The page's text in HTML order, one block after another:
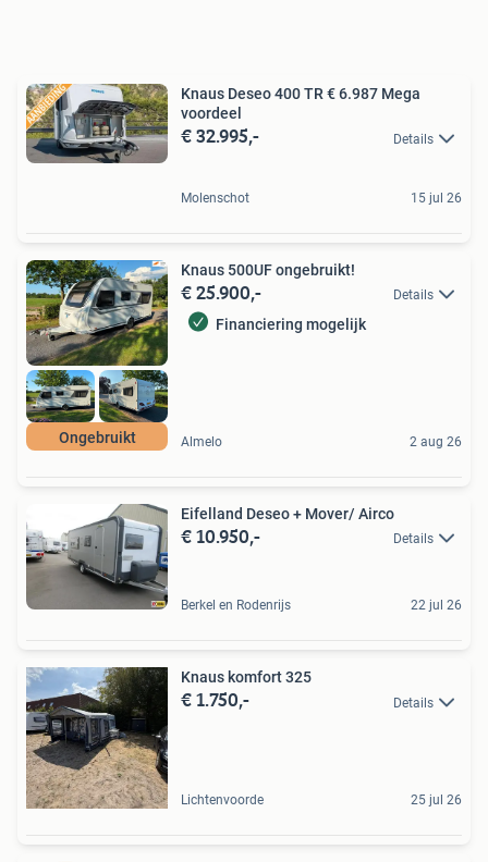
Knaus Deseo 400 TR € 6.987 Mega
voordeel
€ 32.995,- Details
Molenschot 15 jul 26
Ongebruikt
Knaus 500UF ongebruikt!
€ 25.900,- Details
Financiering mogelijk
Almelo 2 aug 26
Eifelland Deseo + Mover/ Airco
€ 10.950,- Details
Berkel en Rodenrijs 22 jul 26
Knaus komfort 325
€ 1.750,- Details
Lichtenvoorde 25 jul 26